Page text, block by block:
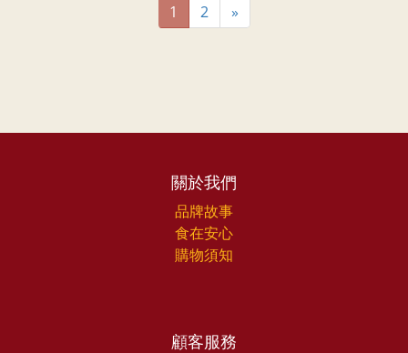
1 2 »
關於我們
品牌故事
食在安心
購物須知
顧客服務